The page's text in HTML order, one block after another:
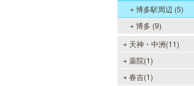
博多駅周辺 (5)
博多 (9)
天神・中洲(11)
薬院(1)
春吉(1)